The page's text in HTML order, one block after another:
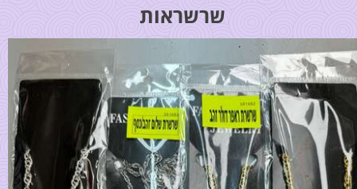
שרשראות